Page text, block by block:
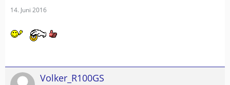
14. Juni 2016
Volker_R100GS